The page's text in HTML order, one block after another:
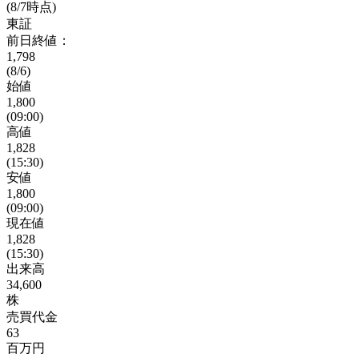
(8/7時点)
東証
前日終値：
1,798
(8/6)
始値
1,800
(09:00)
高値
1,828
(15:30)
安値
1,800
(09:00)
現在値
1,828
(15:30)
出来高
34,600
株
売買代金
63
百万円